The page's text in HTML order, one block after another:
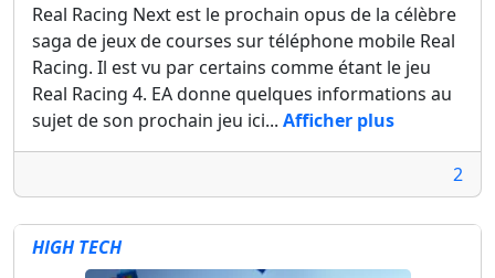
Real Racing Next est le prochain opus de la célèbre
saga de jeux de courses sur téléphone mobile Real
Racing. Il est vu par certains comme étant le jeu
Real Racing 4. EA donne quelques informations au
sujet de son prochain jeu ici... Afficher plus
2
HIGH TECH